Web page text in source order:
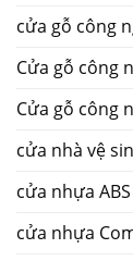
cửa gỗ công
Cửa gỗ công
Cửa gỗ công
cửa nhà vệ
cửa nhựa
cửa nhựa